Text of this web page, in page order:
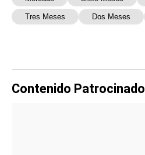
Tres Meses Dos Meses
Contenido Patrocinado